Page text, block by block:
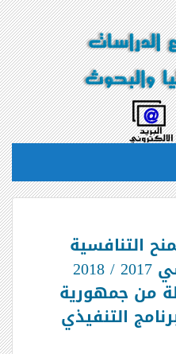
التنافسية
للعام الدراسي 2017 / 2018
من جمهورية
التنفيذي